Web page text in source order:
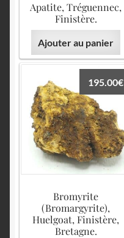
Apatite, Tréguennec,
Finistère.
Ajouter au panier
Bromyrite
(Bromargyrite),
Huelgoat, Finistère,
Bretagne.
195.00€